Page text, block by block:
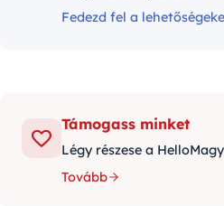
Fedezd fel a
Támogass minket
Légy részese a
Tovább